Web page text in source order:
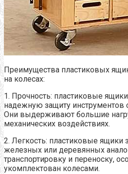
Преимущества пластиковых
на колесах:
1. Прочность: пластиковые
надежную защиту инструментов
Они выдерживают большие
механических воздействиях.
2. Легкость: пластиковые ящики
железных или деревянных
транспортировку и переноску,
укомплектован колесами.